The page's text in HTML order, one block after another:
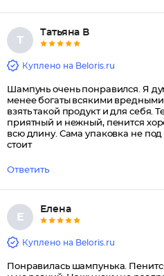
Т
Татьяна В
Куплено на Beloris.ru
Шампунь очень понравился. Я
менее богаты всякими
взять такой продукт и для себя.
приятный и нежный, пенится
всю длину. Сама упаковка не под
стоит
Ответить
Е
Елена
Куплено на Beloris.ru
Понравилась шампунька.